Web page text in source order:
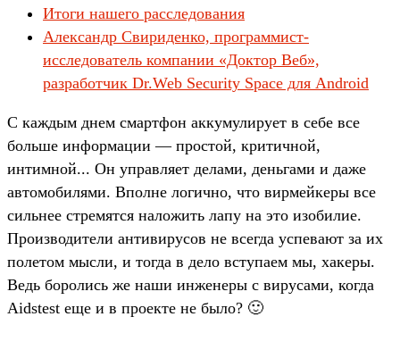
Итоги нашего расследования
Александр Свириденко, программист-
исследователь компании «Доктор Веб»,
разработчик Dr.Web Security Space для Android
С каждым днем смартфон аккумулирует в себе все
больше информации — простой, критичной,
интимной... Он управляет делами, деньгами и даже
автомобилями. Вполне логично, что вирмейкеры все
сильнее стремятся наложить лапу на это изобилие.
Производители антивирусов не всегда успевают за их
полетом мысли, и тогда в дело вступаем мы, хакеры.
Ведь боролись же наши инженеры с вирусами, когда
Aidstest еще и в проекте не было? 🙂